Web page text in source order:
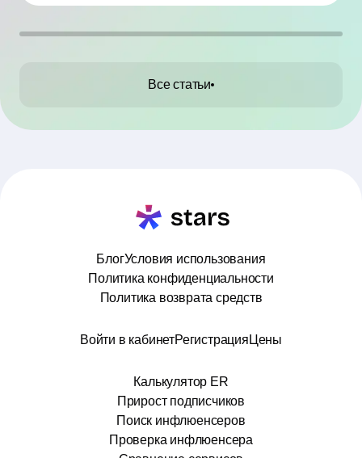
Все статьи
БлогУсловия использования
Политика конфиденциальности
Политика возврата средств
Войти в кабинетРегистрация Цены
Калькулятор ER
Прирост подписчиков
Поиск инфлюенсеров
Проверка инфлюенсера